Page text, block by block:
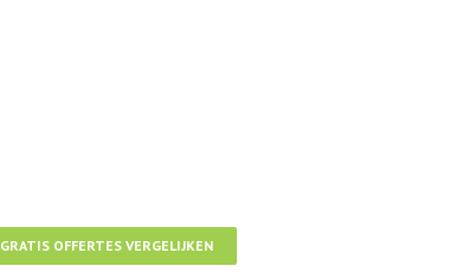
GRATIS OFFERTES VERGELIJKEN